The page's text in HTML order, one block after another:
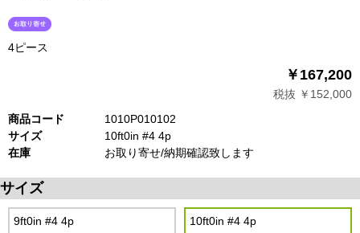
4ピース
￥167,200
税抜 ￥152,000
商品コード
1010P010102
サイズ
10ft0in #4 4p
在庫
お取り寄せ/納期確認致します
サイズ
9ft0in #4 4p 10ft0in #4 4p